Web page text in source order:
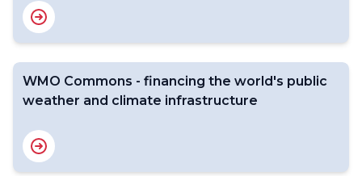
WMO Commons - financing the world's public
weather and climate infrastructure